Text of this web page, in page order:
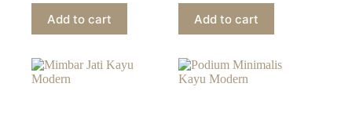
Add to cart Add to cart